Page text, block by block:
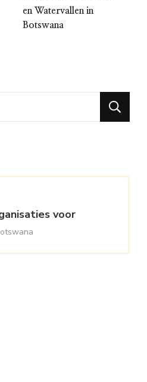
en Watervallen in
Botswana
voor